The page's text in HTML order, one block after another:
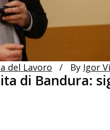
del Lavoro By Igor
di Bandura: